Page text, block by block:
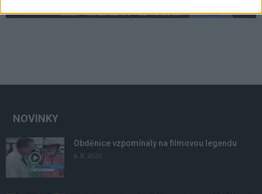
NOVINKY
Obděnice vzpomínaly na filmovou legendu
6. 8. 2026